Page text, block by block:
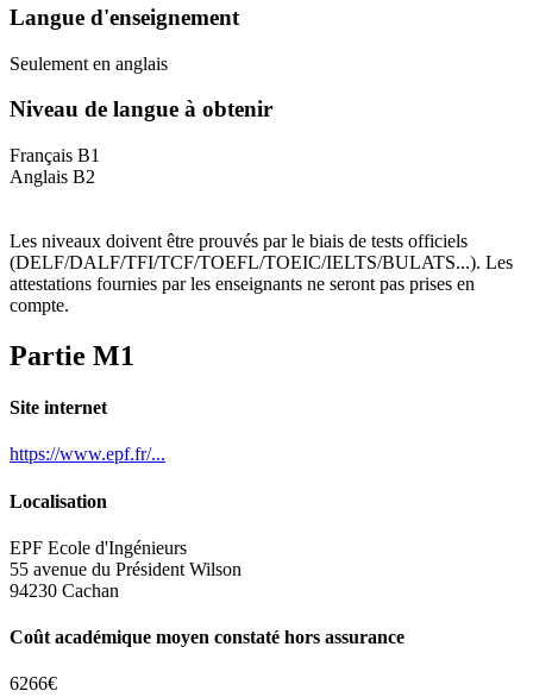
Langue d'enseignement
Seulement en anglais
Niveau de langue à obtenir
Français B1
Anglais B2
Les niveaux doivent être prouvés par le biais de tests officiels
(DELF/DALF/TFI/TCF/TOEFL/TOEIC/IELTS/BULATS...). Les
attestations fournies par les enseignants ne seront pas prises en
compte.
Partie M1
Site internet
https://www.epf.fr/...
Localisation
EPF Ecole d'Ingénieurs
55 avenue du Président Wilson
94230 Cachan
Coût académique moyen constaté hors assurance
6266€